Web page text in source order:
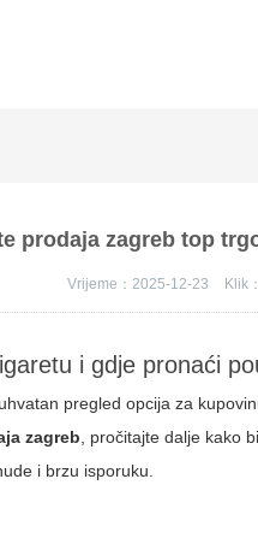
prodaja zagreb top
Vrijeme：2025-12-23 Klik：
i gdje pronaći
pregled opcija za
zagreb , pročitajte dalje kako
i brzu isporuku.